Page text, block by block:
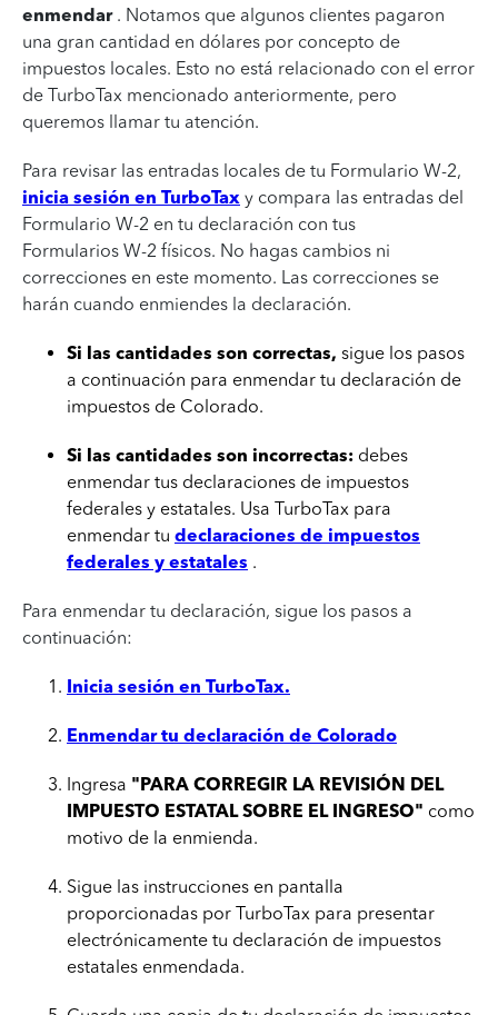
enmendar. Notamos que algunos clientes pagaron
una gran cantidad en dólares por concepto de
impuestos locales. Esto no está relacionado con el error
de TurboTax mencionado anteriormente, pero
queremos llamar tu atención.
Para revisar las entradas locales de tu Formulario W-2,
inicia sesión en TurboTax y compara las entradas del
Formulario W-2 en tu declaración con tus
Formularios W-2 físicos. No hagas cambios ni
correcciones en este momento. Las correcciones se
harán cuando enmiendes la declaración.
Si las cantidades son correctas, sigue los pasos
a continuación para enmendar tu declaración de
impuestos de Colorado.
Si las cantidades son incorrectas: debes
enmendar tus declaraciones de impuestos
federales y estatales. Usa TurboTax para
enmendar tu declaraciones de impuestos
federales y estatales .
Para enmendar tu declaración, sigue los pasos a
continuación:
Inicia sesión en TurboTax.
Enmendar tu declaración de Colorado
Ingresa "PARA CORREGIR LA REVISIÓN DEL
IMPUESTO ESTATAL SOBRE EL INGRESO" como
motivo de la enmienda.
Sigue las instrucciones en pantalla
proporcionadas por TurboTax para presentar
electrónicamente tu declaración de impuestos
estatales enmendada.